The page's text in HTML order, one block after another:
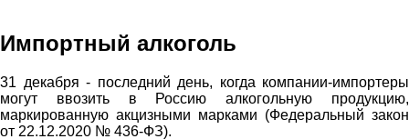
Импортный алкоголь
31 декабря - последний день, когда компании-импортеры
могут ввозить в Россию алкогольную продукцию,
маркированную акцизными марками (Федеральный закон
от 22.12.2020 № 436-ФЗ).